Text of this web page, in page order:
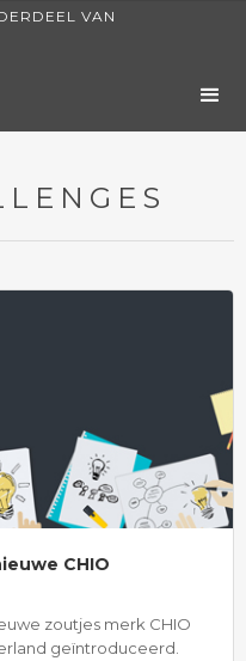
VAN
CHIO
zoutjes merk CHIO
geïntroduceerd.